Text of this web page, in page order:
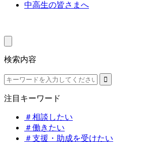
中高生の皆さまへ
検索内容
注目キーワード
＃相談したい
＃働きたい
＃支援・助成を受けたい